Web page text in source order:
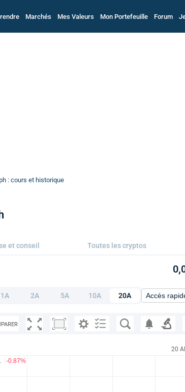
Marchés Mes Valeurs Mon Portefeuille Forum
: cours et historique
et conseil Toutes les cryptos
1A 2A 5A 10A 20A
20
-0.87%